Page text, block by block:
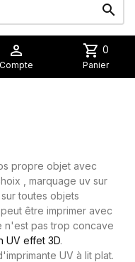


Compte
shopping_cart 0
Panier
propre objet avec
, marquage uv sur
toutes objets
être imprimer avec
n'est pas trop concave
UV effet 3D.
UV à lit plat.